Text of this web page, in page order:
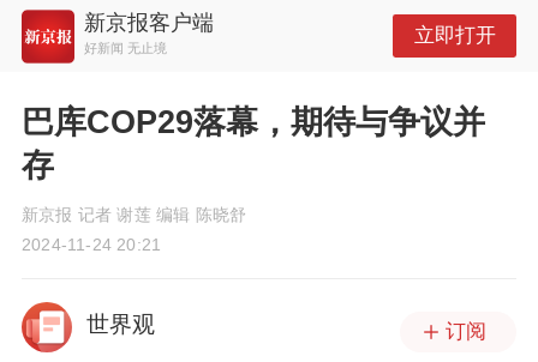
新京报客户端
好新闻 无止境
立即打开
巴库COP29落幕，期待与争议并
存
新京报 记者 谢莲 编辑 陈晓舒
2024-11-24 20:21
世界观 订阅